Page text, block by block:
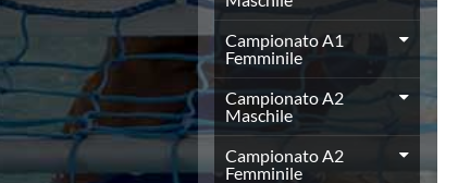
Graduatorie Stagione 2025-2026
Azzurri
Records
News
Flash News
Pallanuoto
Norme e documenti
Le Nazionali
Campionato A1
Femminile
Campionato A2
Maschile
Campionato A2
Femminile